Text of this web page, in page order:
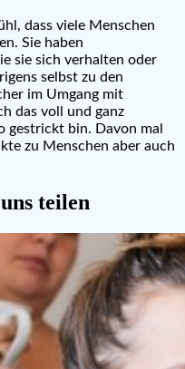
dass viele Menschen
Sie haben
sie sich verhalten oder
selbst zu den
im Umgang mit
das voll und ganz
gestrickt bin. Davon mal
zu Menschen aber auch
teilen